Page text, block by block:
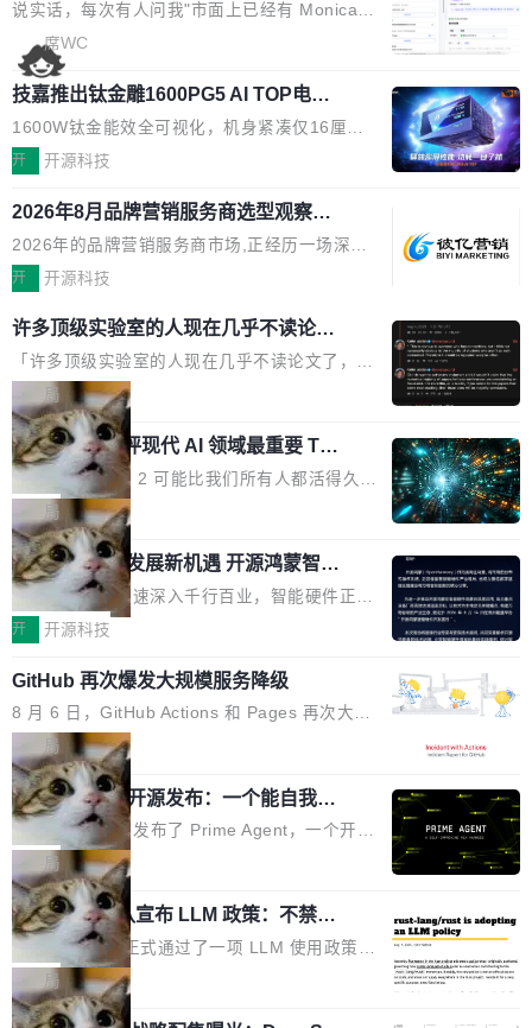
25%,AI载体流量占比突破40%;埃森哲2025年中
国消费者调研则指出,37%的用户在有明确购买需
求时倾向于先问AI。几组数据指向一致:GEO已
从营销"加分项"变成品牌在AI时...
一下。来回切换几次，思路早断了。 今天介绍的
开源 Chrome 扩展 AI Helper，有一个划词浮动
工具栏功能，能让你在任意网页选中文本就直接
用 AI，完全不用切换标签页。 划词工具栏是什
么 安装 AI Helper 后，在任意网页选中文本，选
区旁边会自动浮现一个工具栏： 工具 功能 典型
场景 AI 搜索 联网搜索相关信息 看到陌生概念，
想快速了解背景 解释 让 AI 解释选中文本 读到
费解...
说实话，每次有人问我"市面上已经有 Monica、
Sider、Copilot for Chrome 这些 AI 浏览器插件
了，你为什么还要再做一个"，我都觉得这个问题
问得好。 因为我自己也是从用户变成开发者的。
现有产品的天花板 我用过不少 AI 浏览器插件。
刚开始觉得都挺好——选中一段文字，弹出解
要。但用久了你会发现，它们本质上都是同一类
东西：一个带网页上下文的聊天框。 它们能读取
页面的文本，然后把文本丢给大模型，再返回一
段回答。仅此而已。 这当然有用，但总觉得差点
意思。比如我在一个后台管理系统里，需要填50
个表单字段，每个字段还有联动逻辑；比如我
想...
席WC
技嘉推出钛金雕1600PG5 AI TOP电
源：为发烧级主机与本地AI算力打造旗
舰供电方案
1600W钛金能效全可视化，机身紧凑仅16厘米
继2026台北电脑展首度亮相后，技嘉科技近日正
电源专为发烧级DIY主机与本地AI算力平台打
造，整机长度仅16厘米，提供1600W额定功率
与80PLUS钛金能效；支持ATX 3.1与PCIe 5.1
实时LCD监控屏，可充分满足当下高阶PC主机
的严苛使用需求。 澎湃功率，紧凑机身 钛金雕1
600PG5 AI TOP具备强悍输出功率，同时实现
机身尺寸大幅精简。整机长度仅16厘米，属于同
功率段机身尺寸十分紧凑的1600W电源产品。小
巧机身有效提升市面主流标准A...
开 开源科技
2026年8月品牌营销服务商选型观察：
从流量思维到品牌资产思维的范式转移
2026年的品牌营销服务商市场,正经历一场深刻
的价值重构。全球全案品牌代理机构市场从2025
复合增长率达5.44%,预计2032年将突破120亿美
元。数字广告与公共关系相关服务市场更是从20
25年的8463亿美元扩张至2026年的8763亿美
元。数字的背后是一个清晰的事实——品牌对专
业化营销服务的需求从未如此迫切。 但市场扩容
的同时,服务商的竞争逻辑正在改变。2026年Top
Agency年度合辑的观察指出,“产品”这个离消费
者最近的载体,在整个品牌营销层面的权重显著变
高了。全域营销服务商的竞争正在从规模转向深
度,案例厚度、全域覆盖、多线协同...
开 开源科技
许多顶级实验室的人现在几乎不读论文
了
「许多顶级实验室的人现在几乎不读论文了，而
且他们认为 ICLR/ICML/NeurIPS 充斥着大量过
度宣传和欺诈。」 OpenAI 研究员 Keller Jorda
n 这条推文引发了广泛讨论。他不是在说风凉
话，他是说出了一个圈内人尽皆知但很少公开捅
破的事实。 Jordan 随后补充了一句软化声明：
「我不认为这些会议上大部分论文都在过度宣传
或造假。问题是，作为读者，如果你筛选出那些
看起来最令人兴奋的论文，那它们大部分都是过
度宣传的。」 这才是真正的痛点。不是所有论文
都有问题，是最吸引眼球的那批论文最有问题。
他引用的帖子来自 Mathew Shen，一位 ICLR 2
026 的读者：「看了篇 ...
局
xAI 前工程师评现代 AI 领域最重要 Top
3 开源项目
Flash Attention 2 可能比我们所有人都活得久。
这句话不是来自某个技术博客，而是出自 Hieu
Pham 的一条推文。Hieu Pham 是谁？他是 xAI
的早期工程师之一，在 Grok 训练基础设施团队
工作过。近日他在 X 上发了一条帖子，列出了他
认为现代 AI 领域最重要的三个开源项目。 第一
个名字毫无悬念：Flash Attention 2。 Hieu 的
理由很具体。FA 系列不需要解释，但 FA2 是他
认为最重要的一个——复杂度恰到好处，刚好能
驱动你去学 CuTe，但还没被那些"邪恶的" Hopp
er++ 优化所淹没，足够容易修改和适配。 更关
键的是 FA2 的持久性...
局
共商智能硬件发展新机遇 开源鸿蒙智能
硬件开发者日杭州站即将举行
随着万物智联加速深入千行百业，智能硬件正从
单点设备迈向智能化、网联化、协同化发展。作
鸿蒙通过统一技术底座和分布式能力，为不同类
型智能设备的开发、连接与互联提供关键支撑，
也为产业链企业探索产品创新与商业增长打开新
的空间。 8月14日，开源鸿蒙智能硬件开发者日
（OHDD：OpenHarmony Hardware Develope
r Day）将在杭州启航。活动面向智能硬件产业
链企业和开发者，邀请行业专家与资深技术顾
问，围绕开源鸿蒙技术能力、设备适配、芯片适
配、功耗与稳定性调优、兼容性测评及统一互联
等内容展开系统讲解和实战交流，帮助企业进一
步了解开源鸿蒙在智能...
开 开源科技
GitHub 再次爆发大规模服务降级
8 月 6 日，GitHub Actions 和 Pages 再次大规
模服务降级，Actions 完全不可用超过 5 小时，
webhook 停发，连自托管 runner 也因调度层故
障无法工作。Pages、Copilot code review、C
opilot coding agent 全部受影响。从检测到完全
恢复，大约 12 小时。 这是 2026 年 8 月的第六
起事故，其中四起与 AI/Copilot 服务相关。 Git
Hub 员工 kdaigle 在 HN 讨论中贴出了一组数
据：2025 年全年 10 亿次 commit。现在，每周
2.75 亿次，全年预计 140 亿次。GitHub...
局
Prime Agent 开源发布：一个能自我改
进的编程 Agent，ARC-AGI 3 超越人类
专家基线
Prime Intellect 发布了 Prime Agent，一个开源
的编程 Agent Harness，核心设计围绕两个抽
象：Recursive Language Model（RLM）和 C
ontinual Harness。在 ARC-AGI 3 基准测试
上，Prime Agent + Opus 5 的组合达到了 95.
5% RHAE Best@1，超过了 ARC 报告的人类专
家基线 95.4%。 不是又一个 coding agent 包装
局
Rust 项目团队宣布 LLM 政策：不禁
止，但你要承认哪些代码不是你写的
Rust 语言项目正式通过了一项 LLM 使用政策，
覆盖 rust-lang/rust 单一仓库的代码贡献。这不
是项目级别的官方立场，目前由五个团队采纳，
局